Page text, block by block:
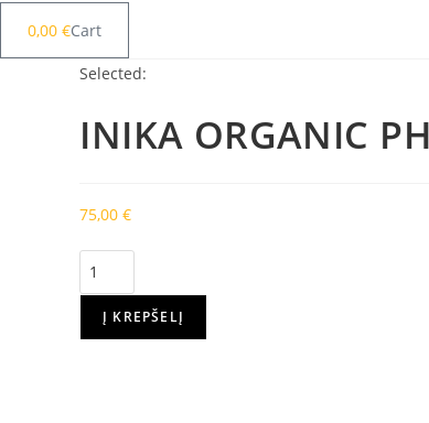
0,00 €Cart
Selected:
INIKA ORGANIC
75,00 €
produkto
kiekis:
INIKA
ORGANIC
Į KREPŠELĮ